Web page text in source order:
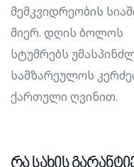
მემკვიდრეობის
მიერ. დღის ბოლოს
სტუმრებს
სამზარეულოს
ქართული ღვინით.
რა სახის